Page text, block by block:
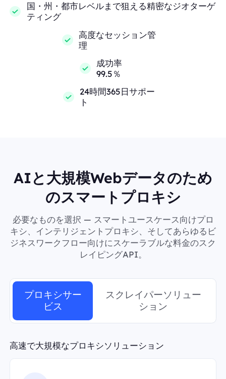
国・州・都市レベルまで狙える精密なジオターゲ
ティング
高度なセッション管
理
成功率
99.5％
24時間365日サポー
ト
AIと大規模Webデータのため
のスマートプロキシ
必要なものを選択 — スマートユースケース向けプロ
キシ、インテリジェントプロキシ、そしてあらゆるビ
ジネスワークフロー向けにスケーラブルな料金のスク
レイピングAPI。
プロキシサー
ビス
スクレイパーソリュー
ション
高速で大規模なプロキシソリューション